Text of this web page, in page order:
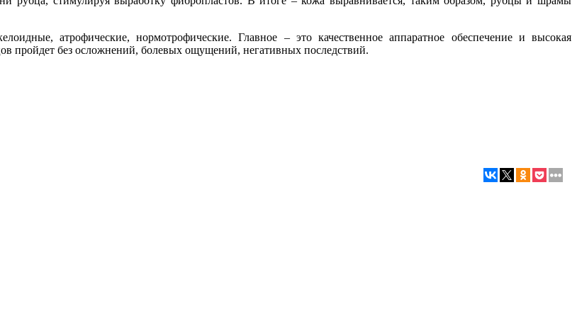
атрофические, нормотрофические. Главное – это качественное аппаратное обеспечение и высокая
пройдет без осложнений, болевых ощущений, негативных последствий.